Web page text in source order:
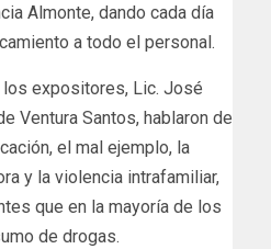
Almonte, dando cada día
a todo el personal.
los expositores, Lic. José
Ventura Santos, hablaron de
el mal ejemplo, la
y la violencia intrafamiliar,
que en la mayoría de los
de drogas.